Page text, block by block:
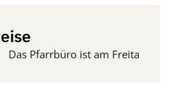
Das Pfarrbüro ist am Freitag, 14.